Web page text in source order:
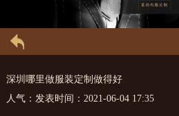
深圳哪里做服装定制做得好
人气： 发表时间：2021-06-04 17:35